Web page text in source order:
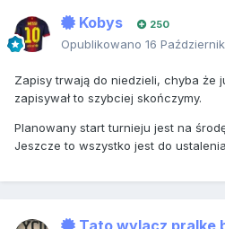
Kobys 250
Opublikowano 16
Zapisy trwają do niedzieli, chyba że
zapisywał to szybciej skończymy.
Planowany start turnieju jest na
Jeszcze to wszystko jest do